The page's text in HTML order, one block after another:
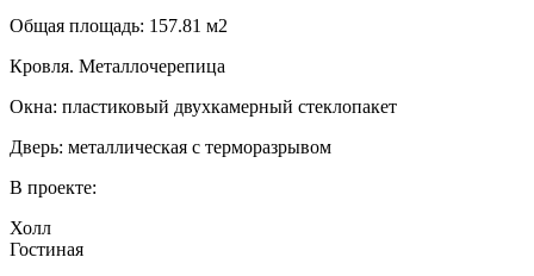
Общая площадь: 157.81 м2
Кровля. Металлочерепица
Окна: пластиковый двухкамерный стеклопакет
Дверь: металлическая с терморазрывом
В проекте:
Холл
Гостиная